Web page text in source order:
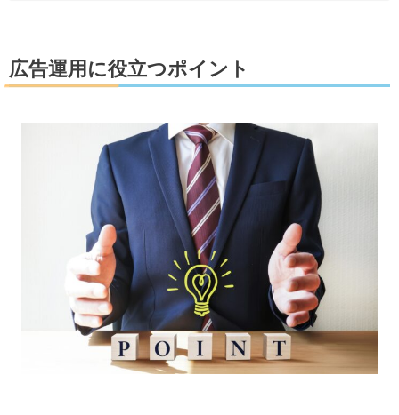
広告運用に役立つポイント